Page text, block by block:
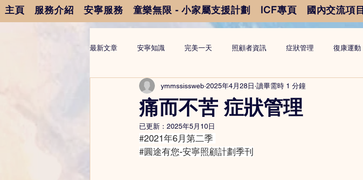
主頁 服務介紹 安寧服務 童樂無限 - 小家屬支援計劃 ICF專頁 國內交流項目
最新文章 安寧知識 完美一天 照顧者資訊 症狀管理 復康運動
痛而不苦 症狀管理
ymmssissweb 2025年4月28日 讀畢需時 1 分鐘
已更新： 2025年5月10日
#2021年6月第二季
#圓途有您-安寧照顧計劃季刊